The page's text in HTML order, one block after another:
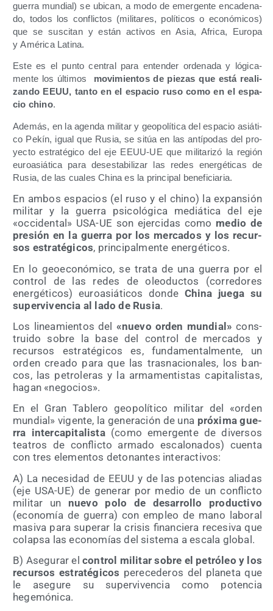
gue­rra mun­dial) se ubi­can, a modo de emer­gen­te enca­de­na­
do, todos los con­flic­tos (mili­ta­res, polí­ti­cos o eco­nó­mi­cos)
que se sus­ci­tan y están acti­vos en Asia, Afri­ca, Euro­pa
y Amé­ri­ca Latina.
Este es el pun­to cen­tral para enten­der orde­na­da y lógi­ca­
men­te los últi­mos
movi­mien­tos de pie­zas que está rea­li­
zan­do EEUU, tan­to en el espa­cio ruso como en el espa­
cio chino.
Ade­más, en la agen­da mili­tar y geo­po­lí­ti­ca del espa­cio asiá­ti­
co Pekín, igual que Rusia, se sitúa en las antí­po­das del pro­
yec­to estra­té­gi­co del eje EEUU-UE que mili­ta­ri­zó la región
euro­asiá­ti­ca para des­es­ta­bi­li­zar las redes ener­gé­ti­cas de
Rusia, de las cua­les Chi­na es la prin­ci­pal beneficiaria.
En ambos espa­cios (el ruso y el chino) la expan­sión
mili­tar y la gue­rra psi­co­ló­gi­ca mediá­ti­ca del eje
«occi­den­tal» USA-UE son ejer­ci­das como medio de
pre­sión en la gue­rra por los mer­ca­dos y los recur­
sos estra­té­gi­cos, prin­ci­pal­men­te energéticos.
En lo geo­eco­nó­mi­co, se tra­ta de una gue­rra por el
con­trol de las redes de oleo­duc­tos (corre­do­res
ener­gé­ti­cos) euro­asiá­ti­cos don­de Chi­na jue­ga su
super­vi­ven­cia al lado de Rusia.
Los linea­mien­tos del «nue­vo orden mun­dial» cons­
trui­do sobre la base del con­trol de mer­ca­dos y
recur­sos estra­té­gi­cos es, fun­da­men­tal­men­te, un
orden crea­do para que las tras­na­cio­na­les, los ban­
cos, las petro­le­ras y la arma­men­tis­tas capi­ta­lis­tas,
hagan «nego­cios».
En el Gran Table­ro geo­po­lí­ti­co mili­tar del «orden
mun­dial» vigen­te, la gene­ra­ción de una pró­xi­ma gue­
rra inter­ca­pi­ta­lis­ta(como emer­gen­te de diver­sos
tea­tros de con­flic­to arma­do esca­lo­na­dos) cuen­ta
con tres ele­men­tos deto­nan­tes interactivos:
A) La nece­si­dad de EEUU y de las poten­cias alia­das
(eje USA-UE) de gene­rar por medio de un con­flic­to
mili­tar un nue­vo polo de desa­rro­llo pro­duc­ti­vo
(eco­no­mía de gue­rra) con empleo de mano labo­ral
masi­va para supe­rar la cri­sis finan­cie­ra rece­si­va que
colap­sa las eco­no­mías del sis­te­ma a esca­la global.
B) Ase­gu­rar elcon­trol mili­tar sobre el petró­leo y los
recur­sos estra­té­gi­cos pere­ce­de­ros del pla­ne­ta que
le ase­gu­re su super­vi­ven­cia como poten­cia
hegemónica.